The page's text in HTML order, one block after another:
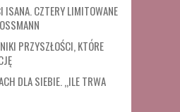
ISANA. CZTERY LIMITOWANE
PRZYSZŁOŚCI, KTÓRE
DLA SIEBIE. „ILE TRWA